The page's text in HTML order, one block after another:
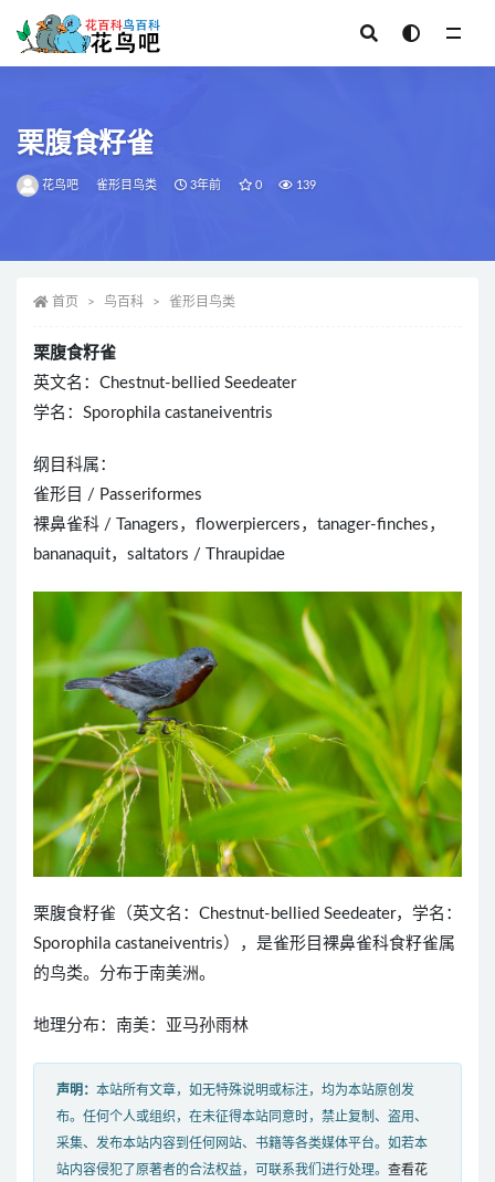
栗腹食籽雀
花鸟吧 雀形目鸟类 3年前 0 139
首页 鸟百科 雀形目鸟类
栗腹食籽雀
英文名：Chestnut-bellied Seedeater
学名：Sporophila castaneiventris
纲目科属：
雀形目 / Passeriformes
裸鼻雀科 / Tanagers，flowerpiercers，tanager-finches，
bananaquit，saltators / Thraupidae
栗腹食籽雀（英文名：Chestnut-bellied Seedeater，学名：
Sporophila castaneiventris），是雀形目裸鼻雀科食籽雀属
的鸟类。分布于南美洲。
地理分布：南美：亚马孙雨林
声明： 本站所有文章，如无特殊说明或标注，均为本站原创发
布。任何个人或组织，在未征得本站同意时，禁止复制、盗用、
采集、发布本站内容到任何网站、书籍等各类媒体平台。如若本
站内容侵犯了原著者的合法权益，可联系我们进行处理。 查看花